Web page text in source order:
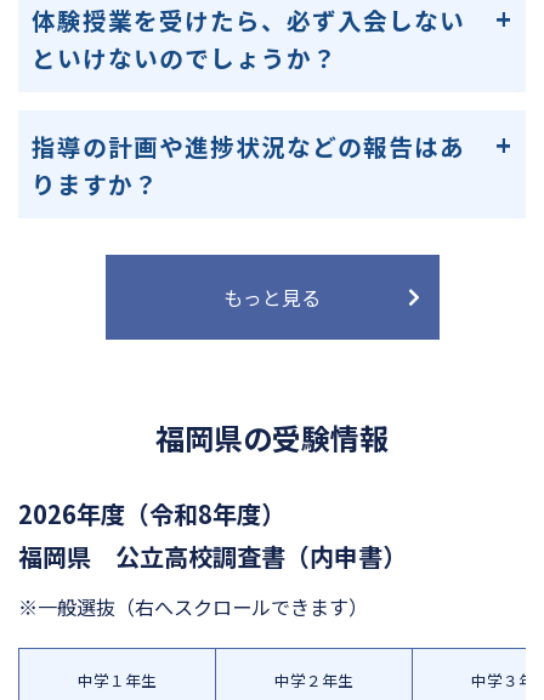
体験授業を受けたら、必ず入会しない
といけないのでしょうか？
指導の計画や進捗状況などの報告はあ
りますか？
もっと見る
福岡県の受験情報
2026年度（令和8年度）
福岡県 公立高校調査書（内申書）
※一般選抜 （右へスクロールできます）
中学１年生 中学２年生 中学３年